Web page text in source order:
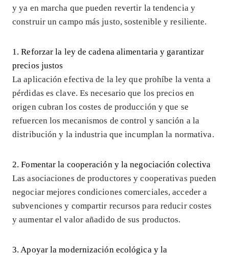
y ya en marcha que pueden revertir la tendencia y
construir un campo más justo, sostenible y resiliente.
1. Reforzar la ley de cadena alimentaria y garantizar
precios justos
La aplicación efectiva de la ley que prohíbe la venta a
pérdidas es clave. Es necesario que los precios en
origen cubran los costes de producción y que se
refuercen los mecanismos de control y sanción a la
distribución y la industria que incumplan la normativa.
2. Fomentar la cooperación y la negociación colectiva
Las asociaciones de productores y cooperativas pueden
negociar mejores condiciones comerciales, acceder a
subvenciones y compartir recursos para reducir costes
y aumentar el valor añadido de sus productos.
3. Apoyar la modernización ecológica y la